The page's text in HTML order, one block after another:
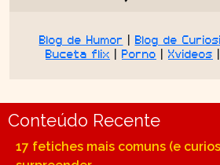
Blog de Humor | Blog de
Buceta flix | Porno | Xvideos |
Conteúdo Recente
17 fetiches mais comuns (e